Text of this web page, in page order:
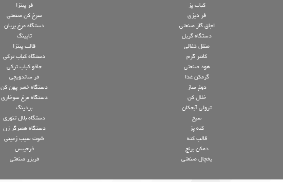
کباب پز
فر دیزی
اجاق گاز صنعتی
دستگاه گریل
منقل ذغالی
کانتر گرم
هود صنعتی
گرمکن غذا
دوغ ساز
خلال کن
ترولی آبچکان
سیخ
کته پز
قالب کته
دمکن برنج
یخچال صنعتی
فر پیتزا
سرخ کن صنعتی
دستگاه مرغ بریان
تاپینگ
قالب پیتزا
دستگاه کباب ترکی
چاقو کباب ترکی
فر ساندویچی
دستگاه خمیر پهن کن
دستگاه مرغ سوخاری
بردینگ
دستگاه بلال تنوری
دستگاه همبرگر زن
شوت سیب زمینی
فرچیپس
فریزر صنعتی